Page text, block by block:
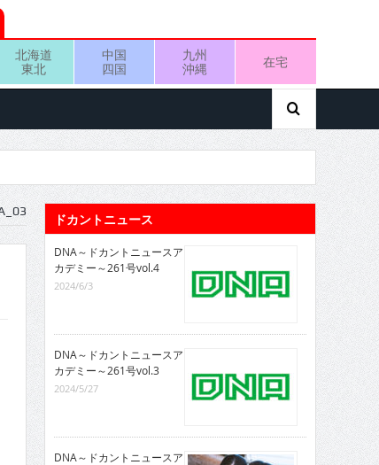
北海道
東北
中国
四国
九州
沖縄
在宅
ドカントニュース
DNA～ドカントニュースア
カデミー～261号vol.4
2024/6/3
DNA～ドカントニュースア
カデミー～261号vol.3
2024/5/27
DNA～ドカントニュースア